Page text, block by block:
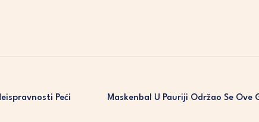
Peći
Maskenbal U Pauriji Održao Se Ove